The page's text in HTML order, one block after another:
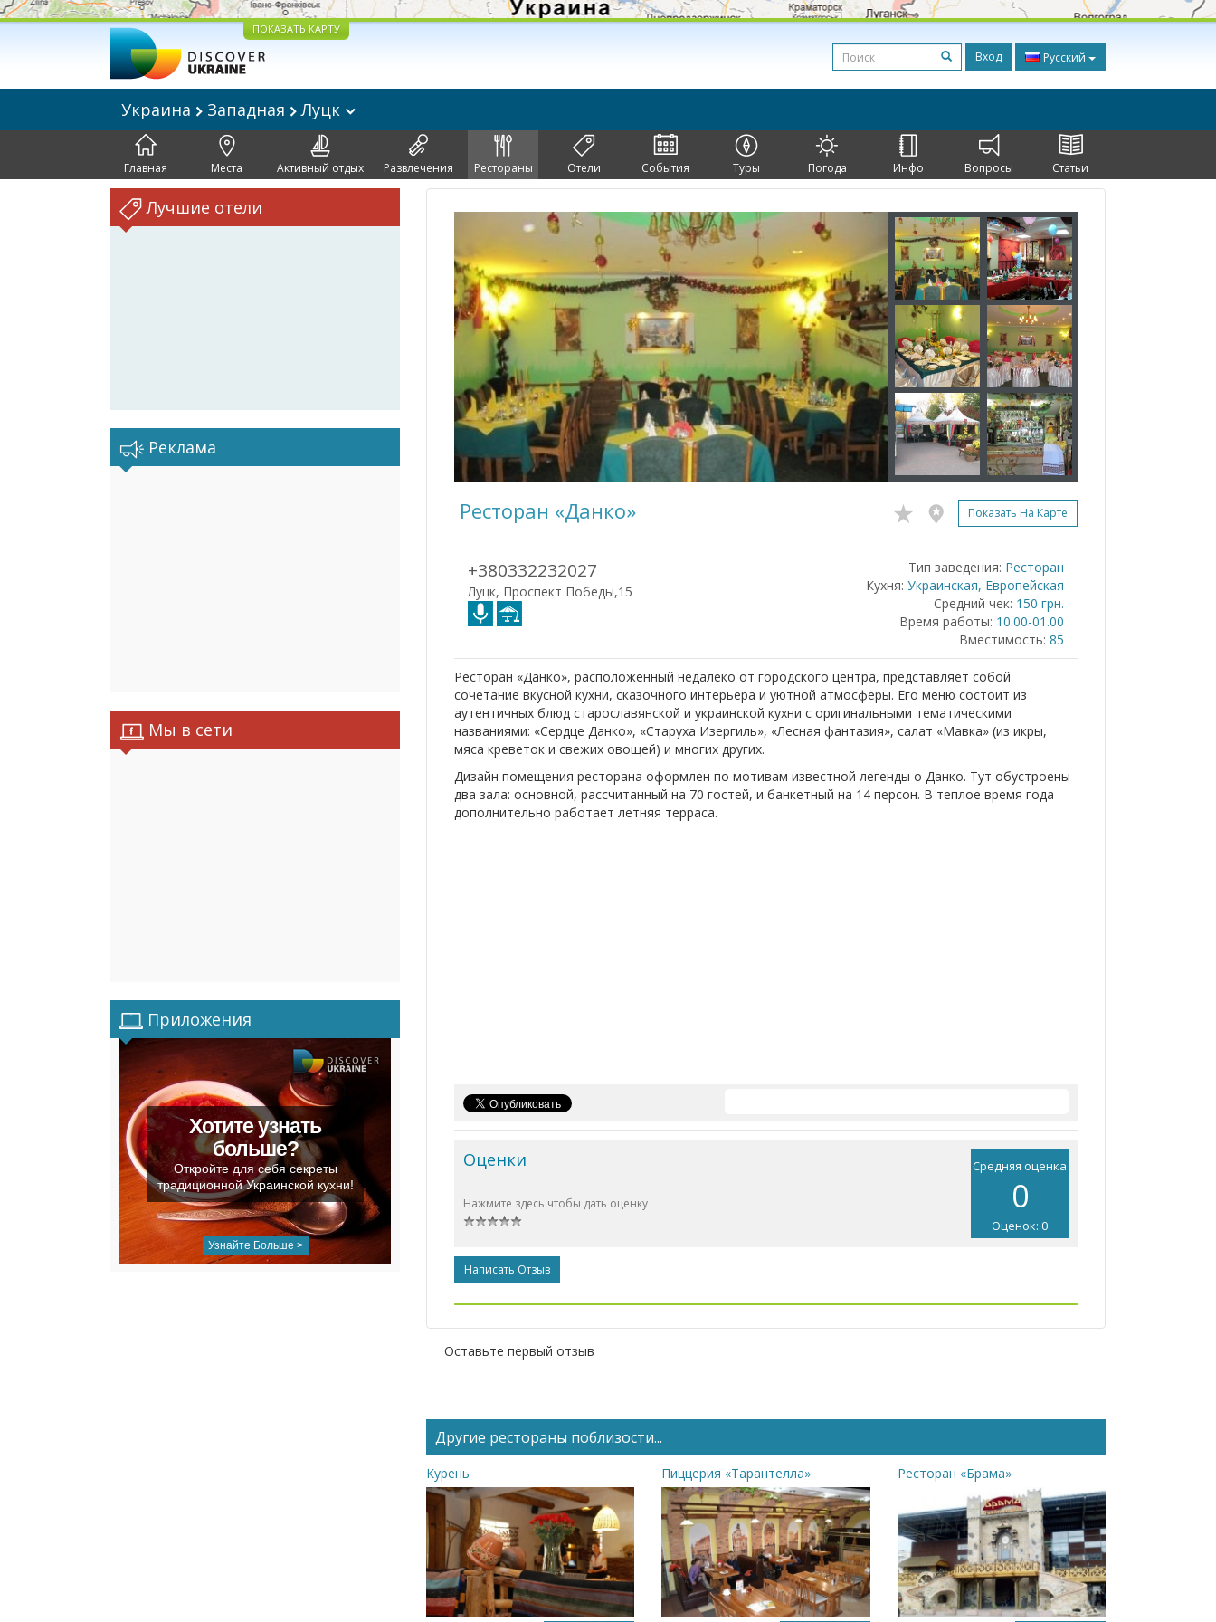
ПОКАЗАТЬ КАРТУ
Вход Русский
Украина Западная Луцк
Главная Места Активный отдых Развлечения Рестораны Отели События Туры Погода Инфо Вопросы Статьи
Лучшие отели
Реклама
Мы в сети
Приложения
Хотите узнать
больше?
Откройте для себя секреты
традиционной Украинской кухни!
Узнайте Больше >
Ресторан «Данко» Показать На Карте
+380332232027
Луцк, Проспект Победы,15
Тип заведения: Ресторан
Кухня: Украинская, Европейская
Средний чек: 150 грн.
Время работы: 10.00-01.00
Вместимость: 85
Ресторан «Данко», расположенный недалеко от городского центра, представляет собой
сочетание вкусной кухни, сказочного интерьера и уютной атмосферы. Его меню состоит из
аутентичных блюд старославянской и украинской кухни с оригинальными тематическими
названиями: «Сердце Данко», «Старуха Изергиль», «Лесная фантазия», салат «Мавка» (из икры,
мяса креветок и свежих овощей) и многих других.
Дизайн помещения ресторана оформлен по мотивам известной легенды о Данко. Тут обустроены
два зала: основной, рассчитанный на 70 гостей, и банкетный на 14 персон. В теплое время года
дополнительно работает летняя терраса.
Средняя оценка
0
Оценок: 0
Оценки
Нажмите здесь чтобы дать оценку
Написать Отзыв
Оставьте первый отзыв
Другие рестораны поблизости...
Курень Пиццерия «Тарантелла» Ресторан «Брама»